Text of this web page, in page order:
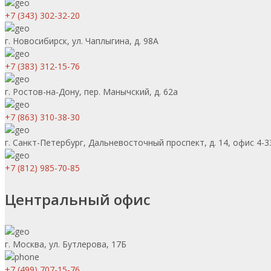
+7 (343) 302-32-20
г. Новосибирск, ул. Чаплыгина, д. 98А
+7 (383) 312-15-76
г. Ростов-на-Дону, пер. Манычский, д. 62а
+7 (863) 310-38-30
г. Санкт-Петербург, Дальневосточный проспект, д. 14, офис 4-
+7 (812) 985-70-85
Центральный офис
г. Москва, ул. Бутлерова, 17Б